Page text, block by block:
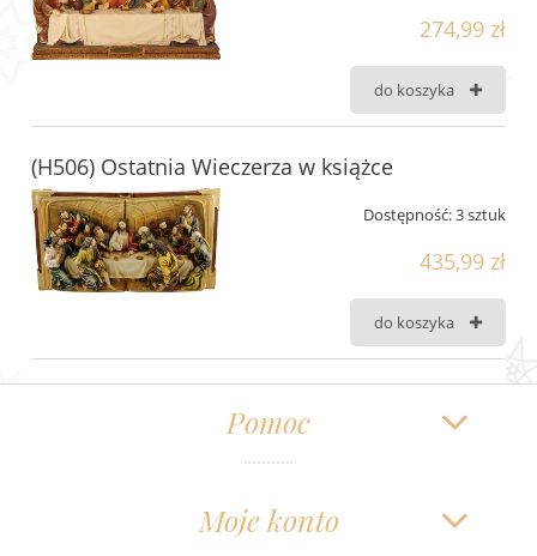
274,99 zł
do koszyka
(H506) Ostatnia Wieczerza w książce
Dostępność:3 sztuk
435,99 zł
do koszyka
Pomoc
Moje konto